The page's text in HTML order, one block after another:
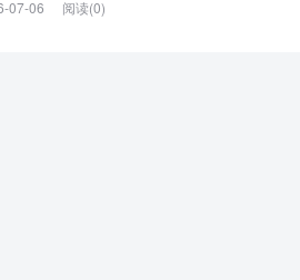
07-06 阅读(0)